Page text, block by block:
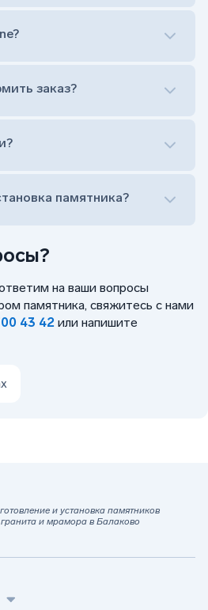
на ваши вопросы
памятника, свяжитесь с нами
43 42 или напишите
(online)
выезд менеджера на дом
(online)
выезд менеджера на дом
заказ?
памятника?
и установка памятников
и мрамора в Балаково